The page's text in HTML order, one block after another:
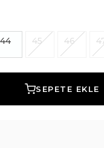
44 45 46
SEPETE EKLE